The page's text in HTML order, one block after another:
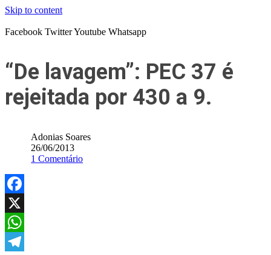
Skip to content
Facebook TwitterYoutube Whatsapp
“De lavagem”: PEC 37 é
rejeitada por 430 a 9.
Adonias Soares
26/06/2013
1 Comentário
Facebook
X
WhatsApp